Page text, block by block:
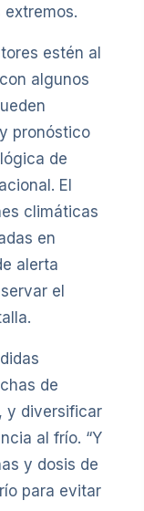
estén al
algunos
pronóstico
de
El
climáticas
en
alerta
el
de
y diversificar
al frío. “Y
y dosis de
para evitar